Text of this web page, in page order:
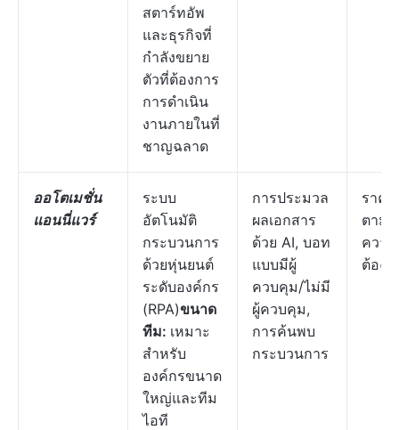
สตาร์ทอัพ
และธุรกิจที่
กำลังขยาย
ตัวที่ต้องการ
การดำเนิน
งานภายในที่
ชาญฉลาด
ออโตเมชั่น
แอนนี่แวร์
ระบบ
อัตโนมัติ
กระบวนการ
ด้วยหุ่นยนต์
ระดับองค์กร
(RPA)ขนาด
ทีม: เหมาะ
สำหรับ
องค์กรขนาด
ใหญ่และทีม
ไอที
การประมวล
ผลเอกสาร
ด้วย AI, บอท
แบบมีผู้
ควบคุม/ไม่มี
ผู้ควบคุม,
การค้นพบ
กระบวนการ
ราคา
ตาม
ความ
ต้องก